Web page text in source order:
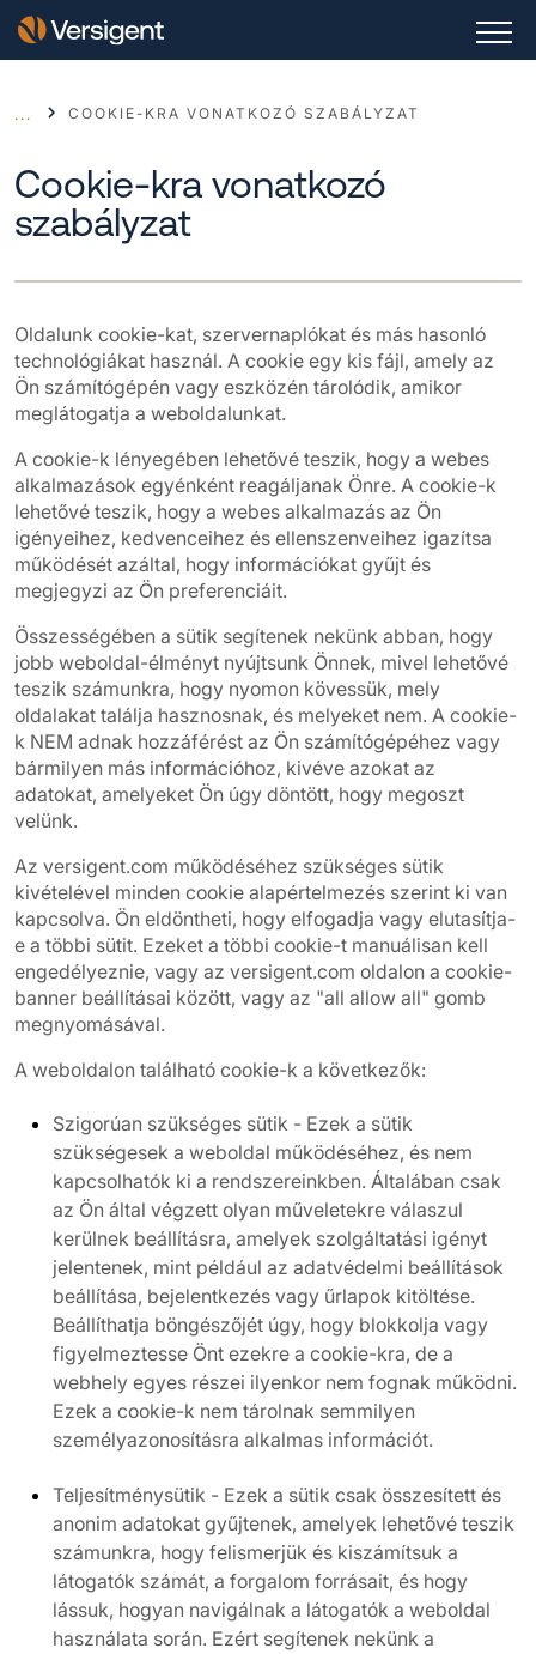
... COOKIE-KRA VONATKOZÓ SZABÁLYZAT
Cookie-kra vonatkozó
szabályzat
Oldalunk cookie-kat, szervernaplókat és más hasonló
technológiákat használ. A cookie egy kis fájl, amely az
Ön számítógépén vagy eszközén tárolódik, amikor
meglátogatja a weboldalunkat.
A cookie-k lényegében lehetővé teszik, hogy a webes
alkalmazások egyénként reagáljanak Önre. A cookie-k
lehetővé teszik, hogy a webes alkalmazás az Ön
igényeihez, kedvenceihez és ellenszenveihez igazítsa
működését azáltal, hogy információkat gyűjt és
megjegyzi az Ön preferenciáit.
Összességében a sütik segítenek nekünk abban, hogy
jobb weboldal-élményt nyújtsunk Önnek, mivel lehetővé
teszik számunkra, hogy nyomon kövessük, mely
oldalakat találja hasznosnak, és melyeket nem. A cookie-
k NEM adnak hozzáférést az Ön számítógépéhez vagy
bármilyen más információhoz, kivéve azokat az
adatokat, amelyeket Ön úgy döntött, hogy megoszt
velünk.
Az versigent.com működéséhez szükséges sütik
kivételével minden cookie alapértelmezés szerint ki van
kapcsolva. Ön eldöntheti, hogy elfogadja vagy elutasítja-
e a többi sütit. Ezeket a többi cookie-t manuálisan kell
engedélyeznie, vagy az versigent.com oldalon a cookie-
banner beállításai között, vagy az "all allow all" gomb
megnyomásával.
A weboldalon található cookie-k a következők:
Szigorúan szükséges sütik - Ezek a sütik
szükségesek a weboldal működéséhez, és nem
kapcsolhatók ki a rendszereinkben. Általában csak
az Ön által végzett olyan műveletekre válaszul
kerülnek beállításra, amelyek szolgáltatási igényt
jelentenek, mint például az adatvédelmi beállítások
beállítása, bejelentkezés vagy űrlapok kitöltése.
Beállíthatja böngészőjét úgy, hogy blokkolja vagy
figyelmeztesse Önt ezekre a cookie-kra, de a
webhely egyes részei ilyenkor nem fognak működni.
Ezek a cookie-k nem tárolnak semmilyen
személyazonosításra alkalmas információt.
Teljesítménysütik - Ezek a sütik csak összesített és
anonim adatokat gyűjtenek, amelyek lehetővé teszik
számunkra, hogy felismerjük és kiszámítsuk a
látogatók számát, a forgalom forrásait, és hogy
lássuk, hogyan navigálnak a látogatók a weboldal
használata során. Ezért segítenek nekünk a